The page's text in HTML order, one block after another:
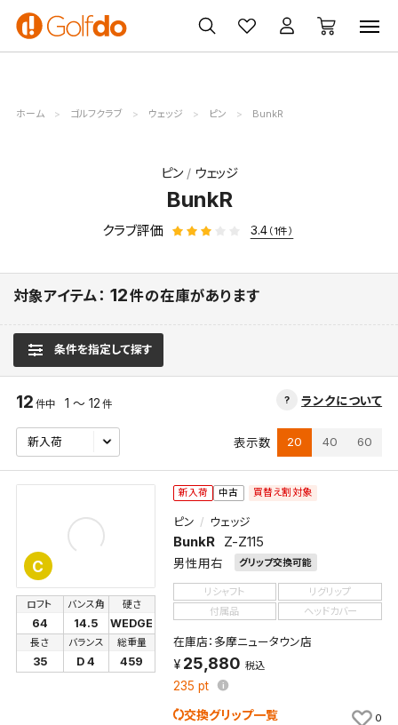
ゴルフ
クラブ
ゴルフ用品
買取
無料査定
クーポン
一覧
ホーム ゴルフクラブ ウェッジ ピン BunkR
ピン ウェッジ
BunkR
クラブ評価 3.4 （1件）
対象アイテム： 12件の在庫があります
条件を指定して探す
ランクについて
12 件中 1 ～ 12 件
表示数 20 40 60
C
新入荷 中古 買替え割対象
ピン ウェッジ
BunkR Z-Z115
男性用右 グリップ交換可能
ロフト
64
バンス角
14.5
硬さ
WEDGE
長さ
35
バランス
D 4
総重量
459
リシャフト
リグリップ
付属品
ヘッドカバー
在庫店：多摩ニュータウン店
25,880 税込
235 pt
交換グリップ一覧 0